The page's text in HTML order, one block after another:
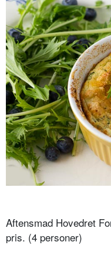
Aftensmad Hovedret
pris. (4 personer)